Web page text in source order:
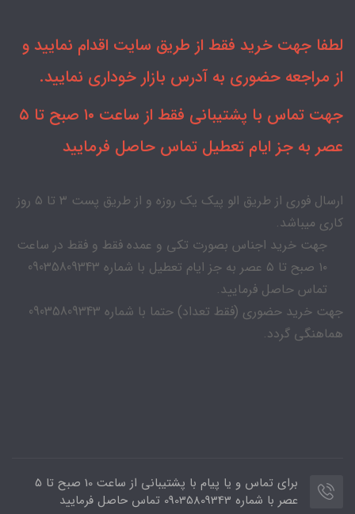
لطفا جهت خرید فقط از طریق سایت اقدام نمایید و
از مراجعه حضوری به آدرس بازار خوداری نمایید.
جهت تماس با پشتیبانی فقط از ساعت ۱۰ صبح تا ۵
عصر به جز ایام تعطیل تماس حاصل فرمایید
ارسال فوری از طریق الو پیک یک روزه و از طریق پست ۳ تا ۵ روز
کاری میباشد.
جهت خرید اجناس بصورت تکی و عمده فقط و فقط در ساعت
۱۰ صبح تا ۵ عصر به جز ایام تعطیل با شماره 09035809343
تماس حاصل فرمایید.
جهت خرید حضوری (فقط تعداد) حتما با شماره 09035809343
هماهنگی گردد.
برای تماس و یا پیام با پشتیبانی از ساعت 10 صبح تا 5
عصر با شماره 09035809343 تماس حاصل فرمایید